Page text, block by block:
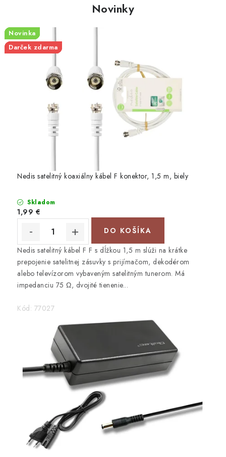
Novinky
Novinka
Nedis satelitný koaxiálny kábel F konektor, 1,5 m, biely
Skladom
1,99 €
DO KOŠÍKA
Nedis satelitný kábel F F s dĺžkou 1,5 m slúži na krátke
prepojenie satelitnej zásuvky s prijímačom, dekodérom
alebo televízorom vybaveným satelitným tunerom. Má
impedanciu 75 Ω, dvojité tienenie...
Kód: 77027
Novinka
Novinka
Darček zdarma
Novinka
Novinka
Novinka
Novinka
Novinka
Darček zdarma
Novinka
Darček zdarma
Novinka
Novinka
Darček zdarma
Novinka
Novinka
Novinka
Novinka
Darček zdarma